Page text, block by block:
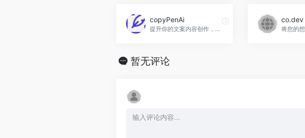
copyPenAi
提升你的文案内容创作，copyPenAi官网入口网址
co.dev
暂无评论